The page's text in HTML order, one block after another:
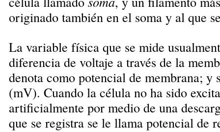
originado también en el soma y al que
La variable física que se mide
diferencia de voltaje a través de la
denota como potencial de membrana; y
(mV). Cuando la célula no ha sido
artificialmente por medio de una
que se registra se le llama potencial de